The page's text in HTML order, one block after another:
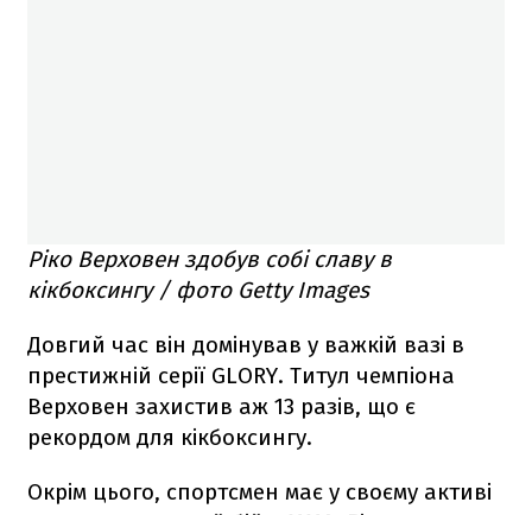
Ріко Верховен здобув собі славу в
кікбоксингу / фото Getty Images
Довгий час він домінував у важкій вазі в
престижній серії GLORY. Титул чемпіона
Верховен захистив аж 13 разів, що є
рекордом для кікбоксингу.
Окрім цього, спортсмен має у своєму активі